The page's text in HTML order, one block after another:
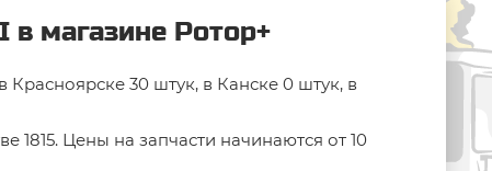
в магазине Ротор+
30 штук, в Канске 0 штук, в
1815. Цены на запчасти начинаются от 10